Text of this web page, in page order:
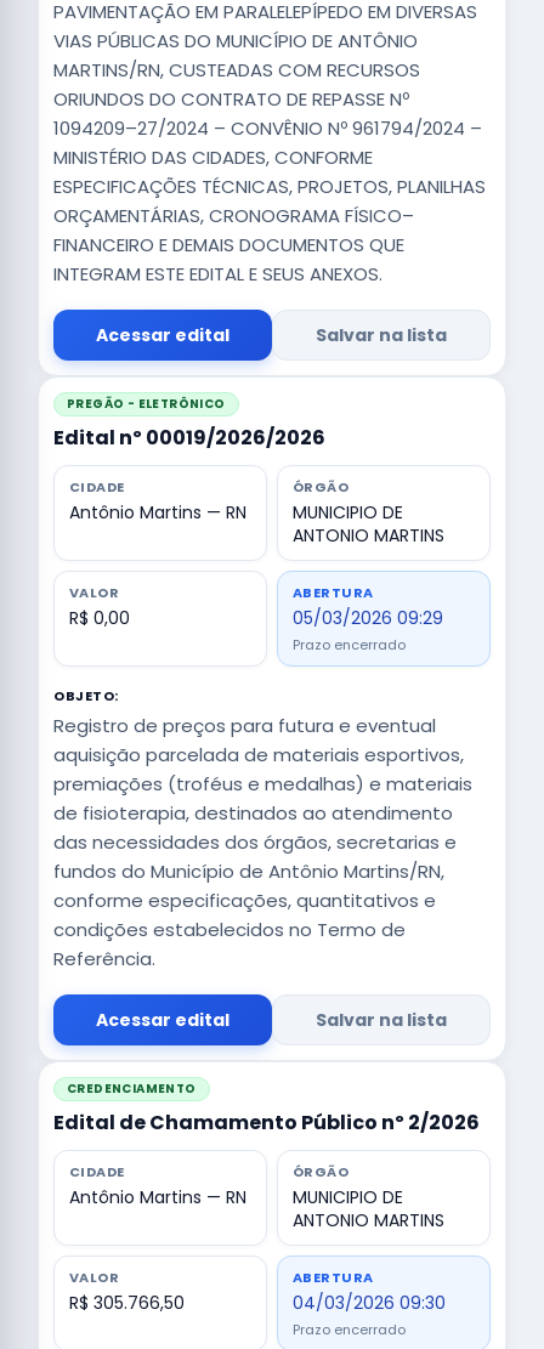
PAVIMENTAÇÃO EM PARALELEPÍPEDO EM DIVERSAS
VIAS PÚBLICAS DO MUNICÍPIO DE ANTÔNIO
MARTINS/RN, CUSTEADAS COM RECURSOS
ORIUNDOS DO CONTRATO DE REPASSE Nº
1094209–27/2024 – CONVÊNIO Nº 961794/2024 –
MINISTÉRIO DAS CIDADES, CONFORME
ESPECIFICAÇÕES TÉCNICAS, PROJETOS, PLANILHAS
ORÇAMENTÁRIAS, CRONOGRAMA FÍSICO–
FINANCEIRO E DEMAIS DOCUMENTOS QUE
INTEGRAM ESTE EDITAL E SEUS ANEXOS.
Acessar edital Salvar na lista
PREGÃO - ELETRÔNICO
Edital nº 00019/2026/2026
CIDADE
Antônio Martins — RN
ÓRGÃO
MUNICIPIO DE
ANTONIO MARTINS
VALOR
R$ 0,00
ABERTURA
05/03/2026 09:29
Prazo encerrado
OBJETO:
Registro de preços para futura e eventual
aquisição parcelada de materiais esportivos,
premiações (troféus e medalhas) e materiais
de fisioterapia, destinados ao atendimento
das necessidades dos órgãos, secretarias e
fundos do Município de Antônio Martins/RN,
conforme especificações, quantitativos e
condições estabelecidos no Termo de
Referência.
Acessar edital Salvar na lista
CREDENCIAMENTO
Edital de Chamamento Público nº 2/2026
CIDADE
Antônio Martins — RN
ÓRGÃO
MUNICIPIO DE
ANTONIO MARTINS
VALOR
R$ 305.766,50
ABERTURA
04/03/2026 09:30
Prazo encerrado